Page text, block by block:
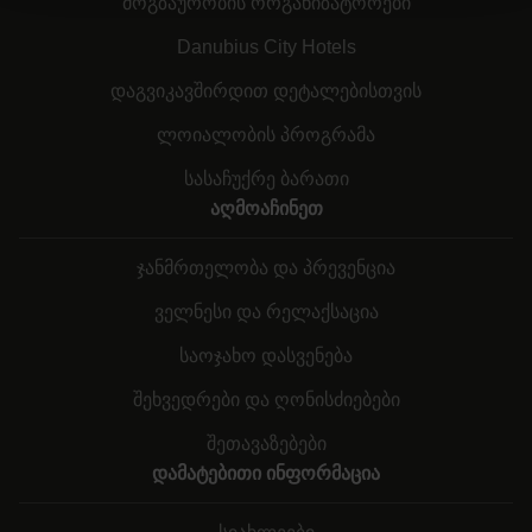
Danubius City Hotels
დაგვიკავშირდით დეტალებისთვის
ლოიალობის პროგრამა
სასაჩუქრე ბარათი
აღმოაჩინეთ
ჯანმრთელობა და პრევენცია
ველნესი და რელაქსაცია
საოჯახო დასვენება
შეხვედრები და ღონისძიებები
შეთავაზებები
დამატებითი ინფორმაცია